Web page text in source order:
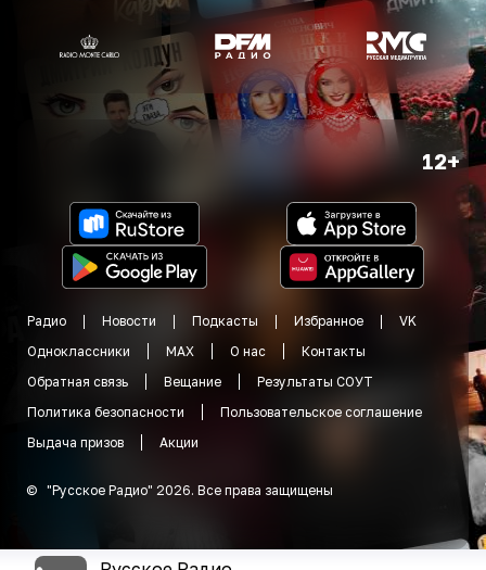
12+
Радио Новости Подкасты Избранное
VK
Одноклассники
MAX О нас
Контакты
Обратная связь
Вещание
Результаты СОУТ
Политика безопасности
Пользовательское соглашение
Выдача призов
Акции
© "Русское Радио" 2026. Все права защищены